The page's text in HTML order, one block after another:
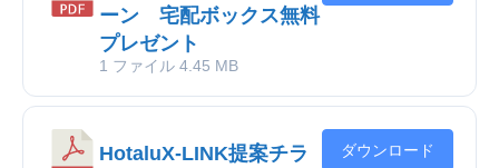
ーン 宅配ボックス無料
プレゼント
1 ファイル 4.45 MB
HotaluX-LINK提案チラ
ダウンロード